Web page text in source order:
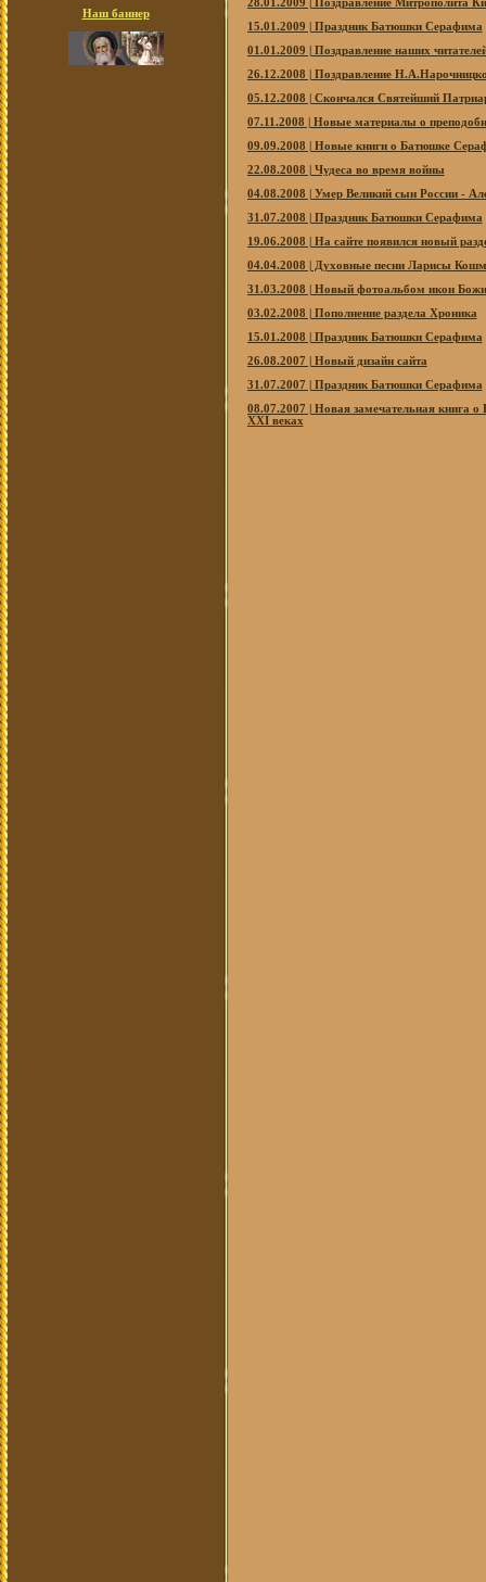
Наш баннер
28.01.2009 | Поздравление Митрополита
15.01.2009 | Праздник Батюшки Серафима
01.01.2009 | Поздравление наших
26.12.2008 | Поздравление
05.12.2008 | Скончался Святейший
07.11.2008 | Новые материалы о
09.09.2008 | Новые книги о Батюшке
22.08.2008 | Чудеса во время войны
04.08.2008 | Умер Великий сын России -
31.07.2008 | Праздник Батюшки Серафима
19.06.2008 | На сайте появился новый
04.04.2008 | Духовные песни Ларисы
31.03.2008 | Новый фотоальбом икон
03.02.2008 | Пополнение раздела Хроника
15.01.2008 | Праздник Батюшки Серафима
26.08.2007 | Новый дизайн сайта
31.07.2007 | Праздник Батюшки Серафима
08.07.2007 | Новая замечательная
ХХI веках